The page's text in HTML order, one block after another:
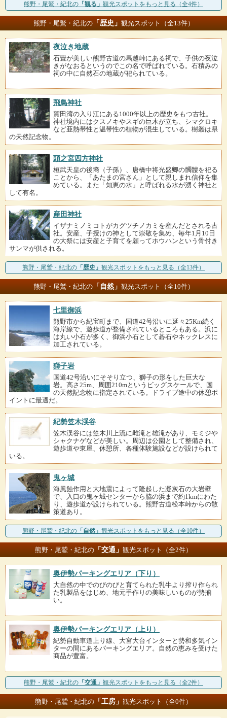
熊野・尾鷲・紀北の 「観る」 観光スポットをもっと見る（全4件）
熊野・尾鷲・紀北の「歴史」 観光スポット（全13件）
夜泣き地蔵
石畳が美しい熊野古道の馬越峠にある祠で、子供の夜泣
きがなおるというのでこの名で呼ばれている。石積みの
祠の中に自然石の地蔵が祀られている。
飛鳥神社
賀田湾の入り江にある1000年以上の歴史をもつ古社。
神社境内にはクスノキやスギの巨木が立ち、シマクロキ
など亜熱帯性と温帯性の植物が混生している。樹叢は県
の天然記念物。
頭之宮四方神社
桓武天皇の後裔（子孫）、唐橋中将光盛卿の髑髏を祀る
ことから、「あたまの宮さん」として親しまれ信仰を集
めている。また「知恵の水」と呼ばれる水が湧く神社と
して有名。
産田神社
イザナミノミコトがカグツチノカミを産んだとされる古
社。安産、子授けの神として崇敬を集め、毎年1月10日
の大祭には安産と子育てを願ってホウハンという骨付き
サンマが供される。
熊野・尾鷲・紀北の 「歴史」 観光スポットをもっと見る（全13件）
熊野・尾鷲・紀北の「自然」 観光スポット（全10件）
七里御浜
熊野市から紀宝町まで、国道42号沿いに延々25Km続く
海岸線で、遊歩道が整備されているところもある。浜に
は丸い小石が多く、御浜小石として碁石やネックレスに
加工されている。
獅子岩
国道42号沿いにそそり立つ、獅子の形をした巨大な
岩。高さ25m、周囲210mというビッグスケールで、国
の天然記念物に指定されている。ドライブ途中の休憩ポ
イントに最適だ。
紀勢笠木渓谷
笠木渓谷には笠木川上流に雌滝と雄滝があり、モミジや
シャクナゲなどが美しい。周辺は公園として整備され、
遊歩道や東屋、休憩所、各種体験施設などが設けられて
いる。
鬼ヶ城
海風蝕作用と大地震によって隆起した凝灰石の大岩壁
で、入口の鬼ヶ城センターから脇の浜まで約1kmにわた
り、遊歩道が設けられている。熊野古道松本峠からの散
策道あり。
熊野・尾鷲・紀北の 「自然」 観光スポットをもっと見る（全10件）
熊野・尾鷲・紀北の 「交通」 観光スポット（全2件）
奥伊勢パーキングエリア（下り）
大自然の中でのびのびと育てられた乳牛より搾り作られ
た乳製品をはじめ、地元手作りの美味しいものが勢揃
い。
奥伊勢パーキングエリア（上り）
紀勢自動車道上り線、大宮大台インターと勢和多気イン
ターの間にあるパーキングエリア。自然の恵みを受けた
商品が豊富。
熊野・尾鷲・紀北の 「交通」 観光スポットをもっと見る（全2件）
熊野・尾鷲・紀北の 「工房」 観光スポット（全0件）